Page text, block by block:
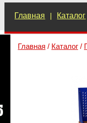
Главная | Каталог
Главная / Каталог /